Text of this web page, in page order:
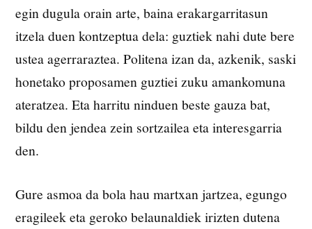
egin dugula orain arte, baina erakargarritasun
itzela duen kontzeptua dela: guztiek nahi dute bere
ustea agerraraztea. Politena izan da, azkenik, saski
honetako proposamen guztiei zuku amankomuna
ateratzea. Eta harritu ninduen beste gauza bat,
bildu den jendea zein sortzailea eta interesgarria
den.
Gure asmoa da bola hau martxan jartzea, egungo
eragileek eta geroko belaunaldiek irizten dutena